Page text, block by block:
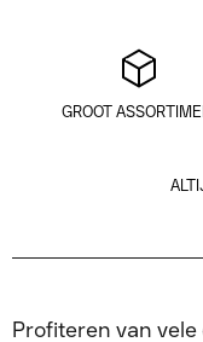
GROOT
Profiteren van vele